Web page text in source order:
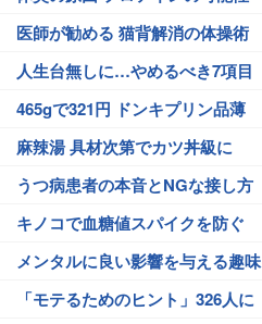
医師が勧める 猫背解消の体操術
人生台無しに…やめるべき7項目
465gで321円 ドンキプリン品薄
麻辣湯 具材次第でカツ丼級に
うつ病患者の本音とNGな接し方
キノコで血糖値スパイクを防ぐ
メンタルに良い影響を与える趣味
「モテるためのヒント」326人に